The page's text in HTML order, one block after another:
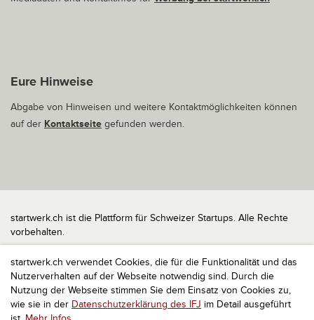
startwerk.ch verwendet Cookies, die für die Funktionalität und das
Nutzerverhalten auf der Webseite notwendig sind. Durch die
Nutzung der Webseite stimmen Sie dem Einsatz von Cookies zu,
wie sie in der Datenschutzerklärung des IFJ im Detail ausgeführt
Eure Hinweise
Abgabe von Hinweisen und weitere Kontaktmöglichkeiten können
auf der Kontaktseite gefunden werden.
startwerk.ch ist die Plattform für Schweizer Startups. Alle Rechte
vorbehalten.
Impressum
Kontakt
nach oben